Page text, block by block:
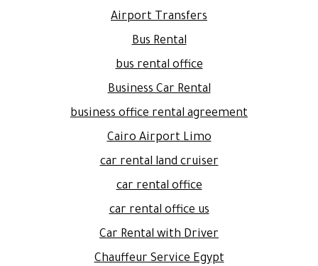
Airport Transfers
Bus Rental
bus rental office
Business Car Rental
business office rental agreement
Cairo Airport Limo
car rental land cruiser
car rental office
car rental office us
Car Rental with Driver
Chauffeur Service Egypt